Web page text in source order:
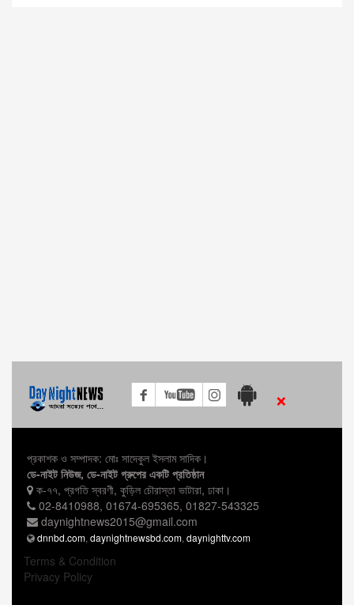
জনস্বার্থে থ্রিষ্টার মাদক সম্রাটদের দ্রুত আইনে গ্রেফতার করা হোক !
হরিণাকুন্ডুতে পুলিশের সঙ্গে ধস্তাধস্তি করে পালালো মাদক ব্যবসায়ীরা
উখিয়ায় ইয়াবার টাকা ভাগ-বাটোয়ারা নিয়ে দু'গ্রুপের সংঘর্ষে আহত-২
উখিয়ায় সাড়ে ৫ লাখ পিছ ইয়াবাসহ বালুখালী ক্যাম্পের রোহিঙ্গা হেড মাঝি আটক
কমলনগরে কিশোরীকে গণধর্ষনের ঘটনায় গ্রেফতার ৩!
রামু জোয়ারিয়ানালা বাড়িতে ঢুকে ডাকাতি করে স্বর্ণ ও নগদ টাকা লুটপাট !
×
প্রকাশক ও সম্পাদক: মোঃ সাদেকুল ইসলাম সাদিক।
ডে-নাইট নিউজ, ডে-নাইট গ্রুপের একটি প্রতিষ্ঠান
ক-৭৭, প্রগতি স্বরণী, কুড়িল চৌরাস্তা ভাটারা, ঢাকা।
02-8410988, 01674-695365, 01827-543325
daynightnews2015@gmail.com
dnnbd.com, daynightnewsbd.com, daynighttv.com
Terms & Condition
Privacy Policy